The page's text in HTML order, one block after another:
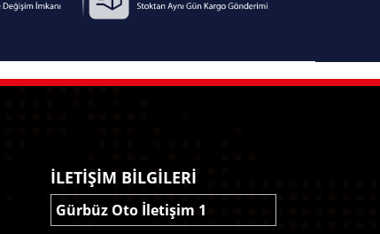
İLETİŞİM BİLGİLERİ
Gürbüz Oto İletişim 1